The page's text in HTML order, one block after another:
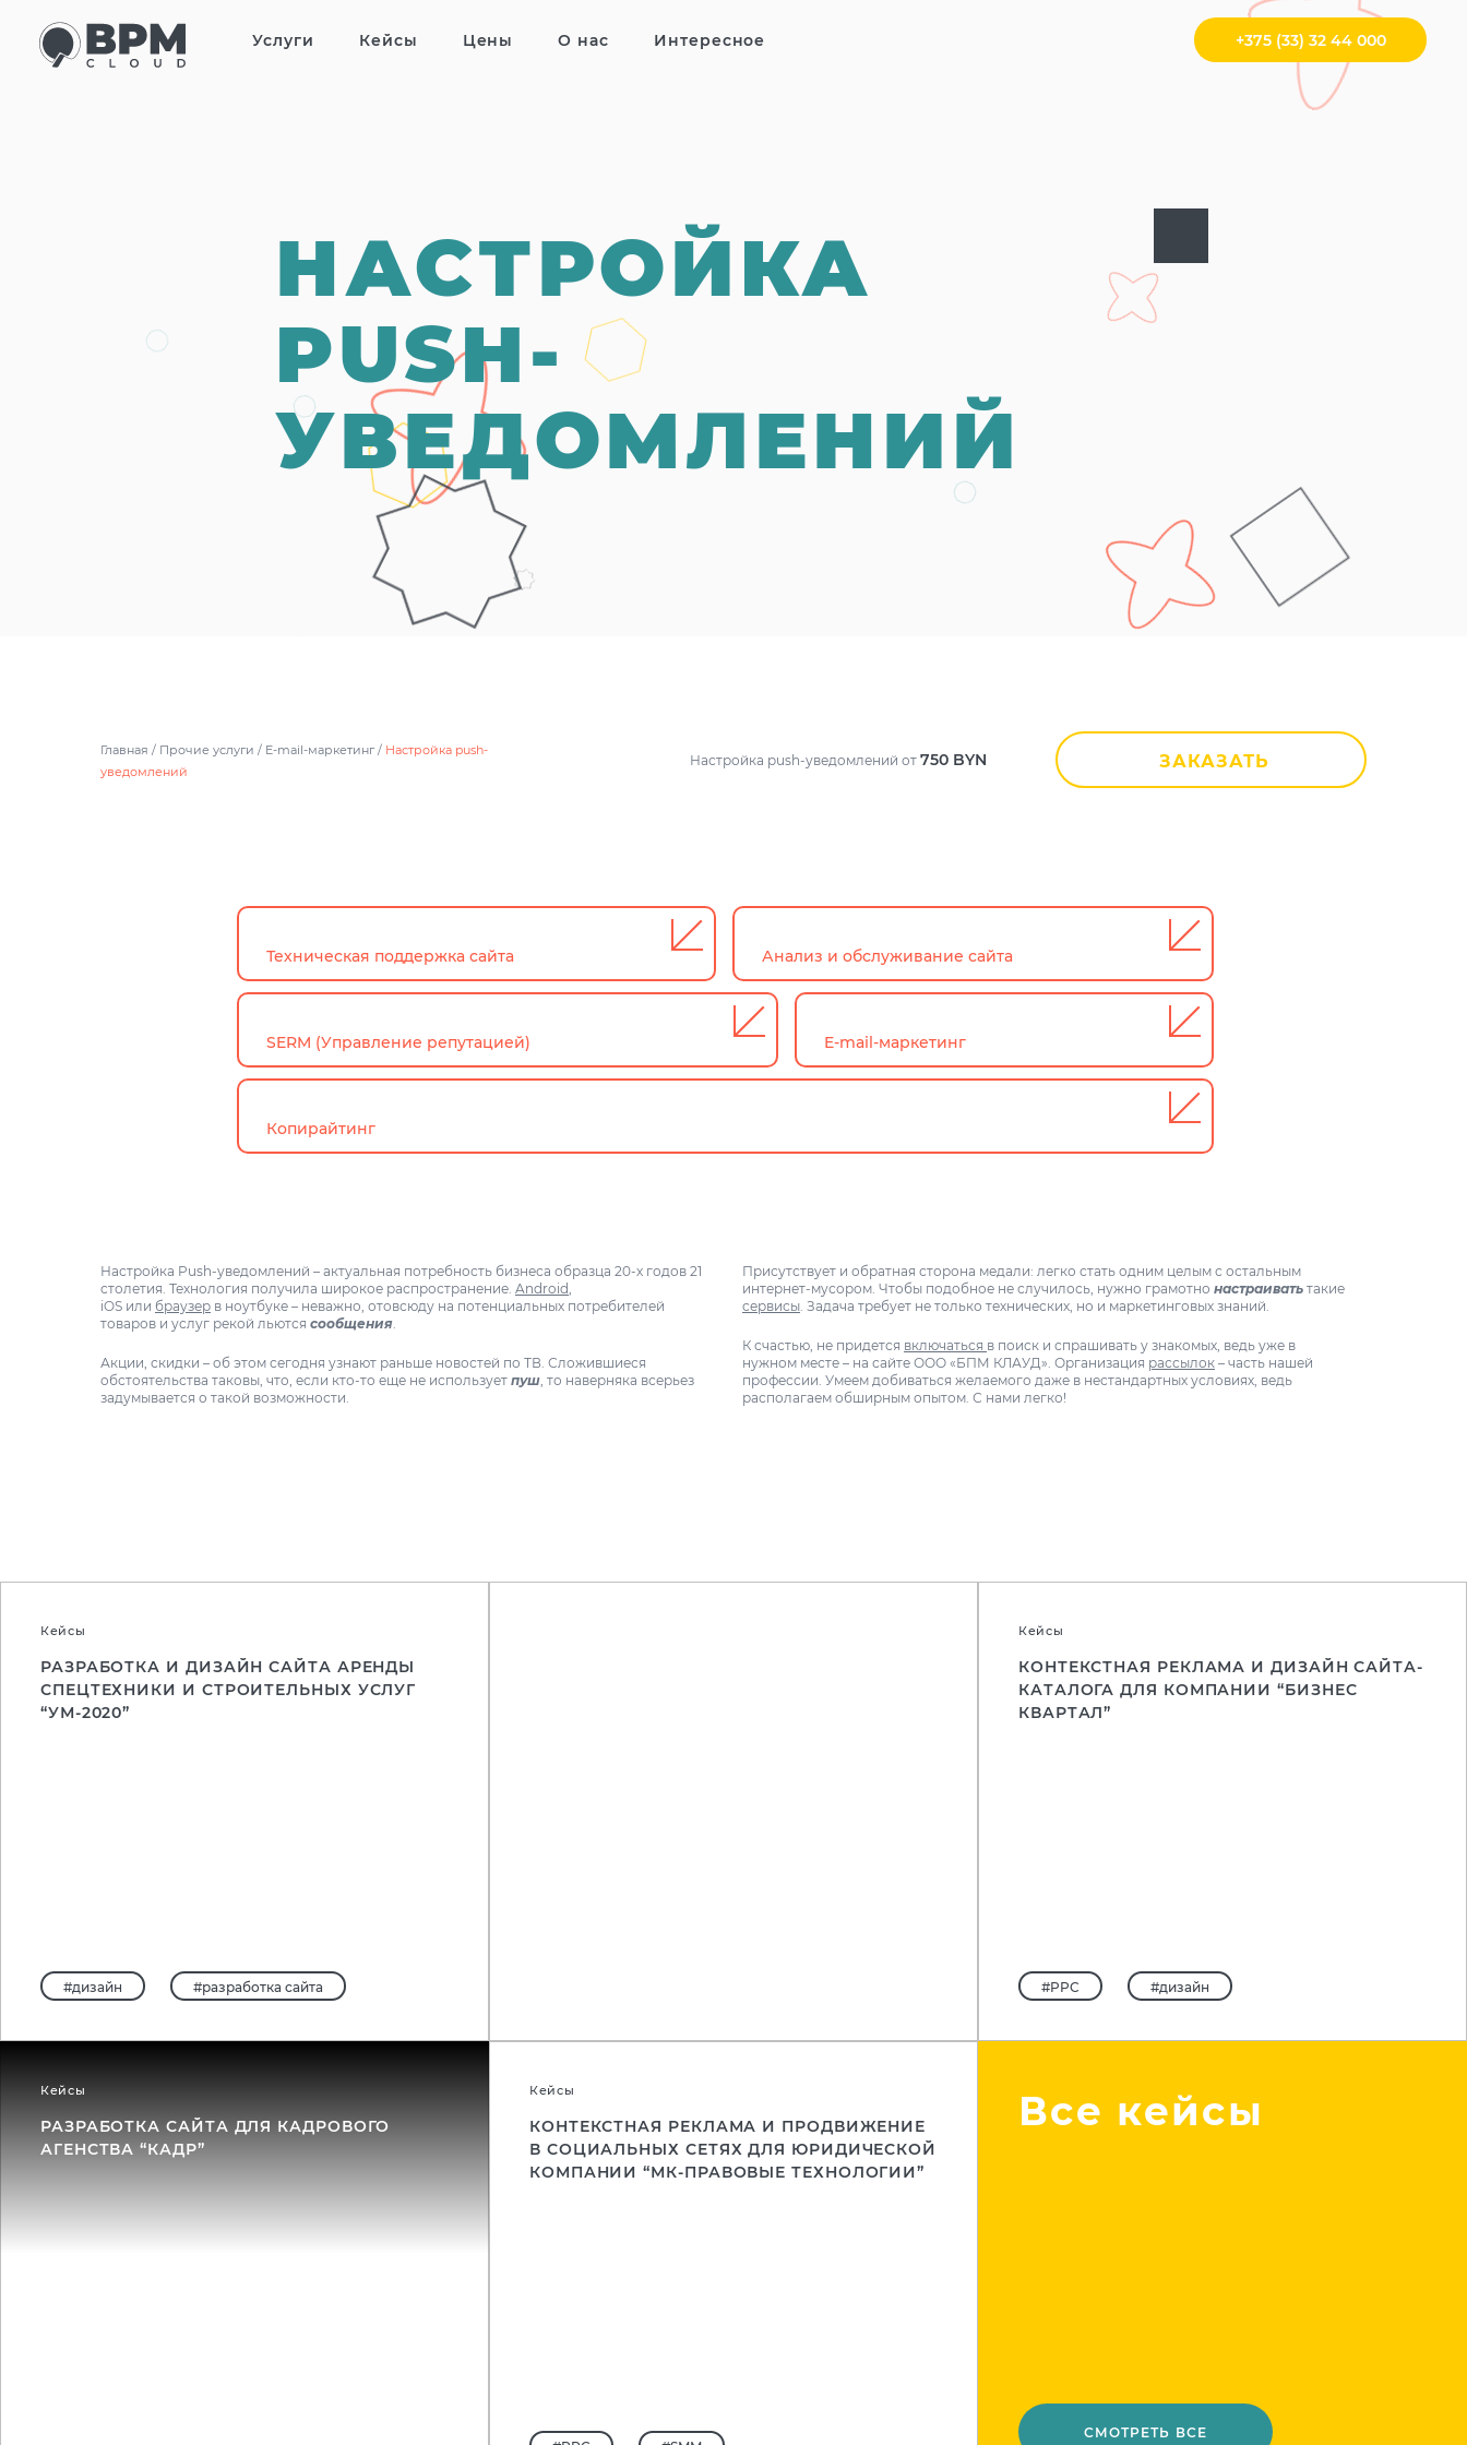
Услуги Кейсы Цены О нас Интересное +375 (33) 32 44 000
НАСТРОЙКА
PUSH-
УВЕДОМЛЕНИЙ
Главная / Прочие услуги / E-mail-маркетинг / Настройка push-
уведомлений
Настройка push-уведомлений от 750 BYN ЗАКАЗАТЬ
Техническая поддержка сайта Анализ и обслуживание сайта
SERM (Управление репутацией) E-mail-маркетинг
Копирайтинг
Настройка Push-уведомлений – актуальная потребность бизнеса образца 20-х годов 21
столетия. Технология получила широкое распространение. Android,
iOS или браузер в ноутбуке – неважно, отовсюду на потенциальных потребителей
товаров и услуг рекой льются сообщения.
Акции, скидки – об этом сегодня узнают раньше новостей по ТВ. Сложившиеся
обстоятельства таковы, что, если кто-то еще не использует пуш, то наверняка всерьез
задумывается о такой возможности.
Присутствует и обратная сторона медали: легко стать одним целым с остальным
интернет-мусором. Чтобы подобное не случилось, нужно грамотно настраивать такие
сервисы. Задача требует не только технических, но и маркетинговых знаний.
К счастью, не придется включаться в поиск и спрашивать у знакомых, ведь уже в
нужном месте – на сайте ООО «БПМ КЛАУД». Организация рассылок – часть нашей
профессии. Умеем добиваться желаемого даже в нестандартных условиях, ведь
располагаем обширным опытом. С нами легко!
Кейсы
РАЗРАБОТКА И ДИЗАЙН САЙТА АРЕНДЫ
СПЕЦТЕХНИКИ И СТРОИТЕЛЬНЫХ УСЛУГ
“УМ-2020”
#дизайн #разработка сайта
Кейсы
КОНТЕКСТНАЯ РЕКЛАМА И ДИЗАЙН САЙТА-
КАТАЛОГА ДЛЯ КОМПАНИИ “БИЗНЕС
КВАРТАЛ”
#PPC #дизайн
Кейсы
РАЗРАБОТКА САЙТА ДЛЯ КАДРОВОГО
АГЕНСТВА “КАДР”
Кейсы
КОНТЕКСТНАЯ РЕКЛАМА И ПРОДВИЖЕНИЕ
В СОЦИАЛЬНЫХ СЕТЯХ ДЛЯ ЮРИДИЧЕСКОЙ
КОМПАНИИ “МК-ПРАВОВЫЕ ТЕХНОЛОГИИ”
Все кейсы
СМОТРЕТЬ ВСЕ